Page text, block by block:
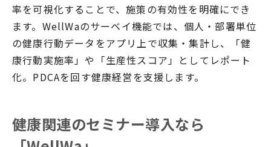
率を可視化することで、施策の有効性を明確にでき
ます。WellWaのサーベイ機能では、個人・部署単位
の健康行動データをアプリ上で収集・集計し、「健
康行動実施率」や「生産性スコア」としてレポート
化。PDCAを回す健康経営を支援します。
健康関連のセミナー導入なら